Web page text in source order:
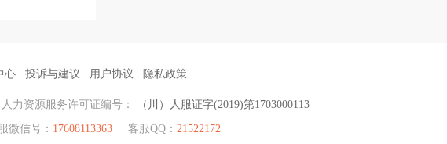
心 投诉与建议 用户协议 隐私政策
人力资源服务许可证编号： （川）人服证字(2019)第1703000113
微信号： 17608113363 客服QQ： 21522172